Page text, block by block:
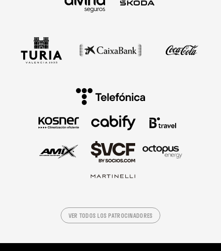
VER TODOS LOS PATROCINADORES